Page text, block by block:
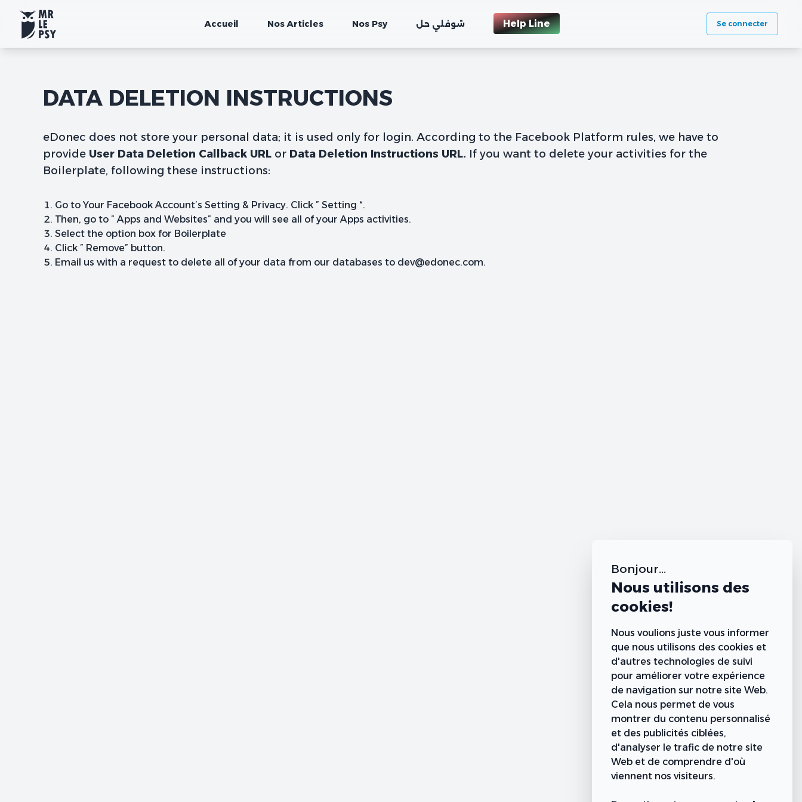
Accueil Nos Articles Nos Psy شوفلي حل Help Line Se connecter
Bonjour...
Nous utilisons des
cookies!
Nous voulions juste vous informer
que nous utilisons des cookies et
d'autres technologies de suivi
pour améliorer votre expérience
de navigation sur notre site Web.
Cela nous permet de vous
montrer du contenu personnalisé
et des publicités ciblées,
d'analyser le trafic de notre site
Web et de comprendre d'où
viennent nos visiteurs.
DATA DELETION INSTRUCTIONS
eDonec does not store your personal data; it is used only for login. According to the Facebook Platform rules, we have to
provide User Data Deletion Callback URL or Data Deletion Instructions URL. If you want to delete your activities for the
Boilerplate, following these instructions:
Go to Your Facebook Account’s Setting & Privacy. Click ” Setting “.
Then, go to ” Apps and Websites” and you will see all of your Apps activities.
Select the option box for Boilerplate
Click ” Remove” button.
Email us with a request to delete all of your data from our databases to dev@edonec.com.